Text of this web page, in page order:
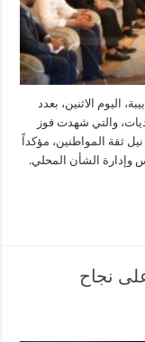
اليوم الاثنين، بعدد
والتي شهدت فوز
ثقة المواطنين، مؤكداً
وإدارة الشأن المحلي.
على نجاح